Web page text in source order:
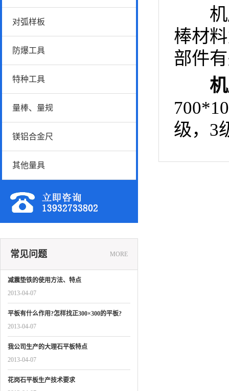
对弧样板
防爆工具
特种工具
量棒、量规
镁铝合金尺
其他量具
常见问题 MORE
减震垫铁的使用方法、特点
2013-04-07
平板有什么作用?怎样找正300×300的平板?
2013-04-07
我公司生产的大理石平板特点
2013-04-07
花岗石平板生产技术要求
机床
棒材
部件
级，3